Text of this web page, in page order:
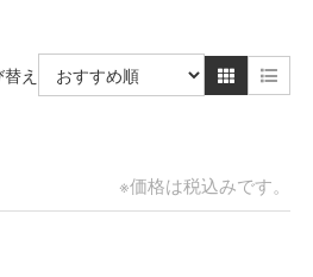
え
※価格は税込みです。